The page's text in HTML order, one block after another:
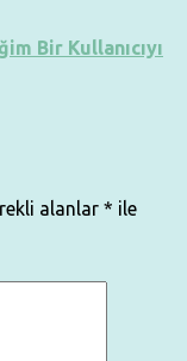
Bir Kullanıcıyı
alanlar * ile